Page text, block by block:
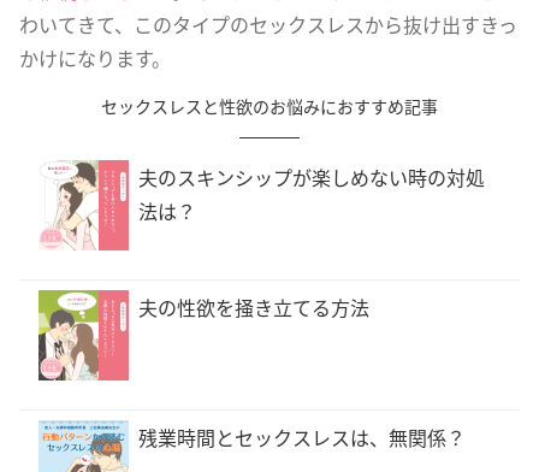
わいてきて、このタイプのセックスレスから抜け出すきっ
かけになります。
セックスレスと性欲のお悩みにおすすめ記事
夫のスキンシップが楽しめない時の対処
法は？
夫の性欲を掻き立てる方法
残業時間とセックスレスは、無関係？